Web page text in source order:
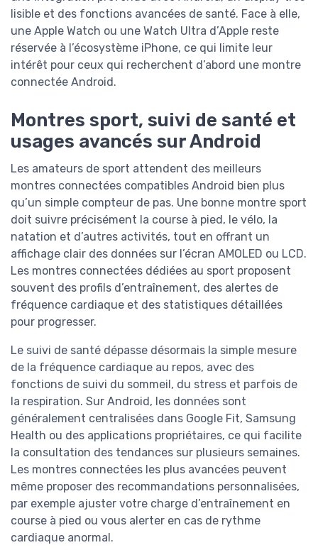
lisible et des fonctions avancées de santé. Face à elle,
une Apple Watch ou une Watch Ultra d’Apple reste
réservée à l’écosystème iPhone, ce qui limite leur
intérêt pour ceux qui recherchent d’abord une montre
connectée Android.
Montres sport, suivi de santé et
usages avancés sur Android
Les amateurs de sport attendent des meilleurs
montres connectées compatibles Android bien plus
qu’un simple compteur de pas. Une bonne montre sport
doit suivre précisément la course à pied, le vélo, la
natation et d’autres activités, tout en offrant un
affichage clair des données sur l’écran AMOLED ou LCD.
Les montres connectées dédiées au sport proposent
souvent des profils d’entraînement, des alertes de
fréquence cardiaque et des statistiques détaillées
pour progresser.
Le suivi de santé dépasse désormais la simple mesure
de la fréquence cardiaque au repos, avec des
fonctions de suivi du sommeil, du stress et parfois de
la respiration. Sur Android, les données sont
généralement centralisées dans Google Fit, Samsung
Health ou des applications propriétaires, ce qui facilite
la consultation des tendances sur plusieurs semaines.
Les montres connectées les plus avancées peuvent
même proposer des recommandations personnalisées,
par exemple ajuster votre charge d’entraînement en
course à pied ou vous alerter en cas de rythme
cardiaque anormal.